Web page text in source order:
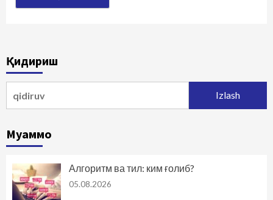
Қидириш
Муаммо
Алгоритм ва тил: ким ғолиб?
05.08.2026